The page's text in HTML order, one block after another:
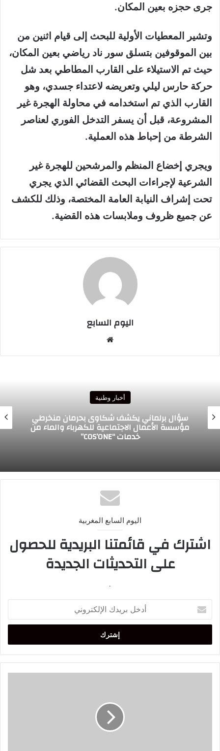
جرى حجزه بعين المكان.
وتشير المعطيات الأولية للبحث إلى قيام اثنين من
بين الموقوفين بتسلق سور ناد رياضي بعين المكان،
حيث تم الاستيلاء على القارب المطاطي بعد شل
حركة حارس ليلي وتعريضه لاعتداء جسدي، وهو
القارب الذي تم استخدامه في محاولة الهجرة غير
المشروعة، قبل أن يسفر التدخل الفوري لعناصر
الشرطة من إحباط هذه العملية.
ويجري إخضاع المنظم والمرشحين للهجرة غير
الشرعية لإجراءات البحث القضائي الذي يجري
تحت إشراف النيابة العامة المختصة، وذلك للكشف
عن جميع ظروف وملابسات هذه القضية.
اليوم السابع
أخبار وطنية
سؤال برلماني يكشف شكاوى بحرمان منخرطي
مؤسسة الأعمال الاجتماعية للكهرباء والماء من
خدمات “COS’ONE”
اليوم السابع المغربية
اشترك في قائمتنا البريدية للحصول
على التحديثات الجديدة
.
بريدك
الإلكتروني